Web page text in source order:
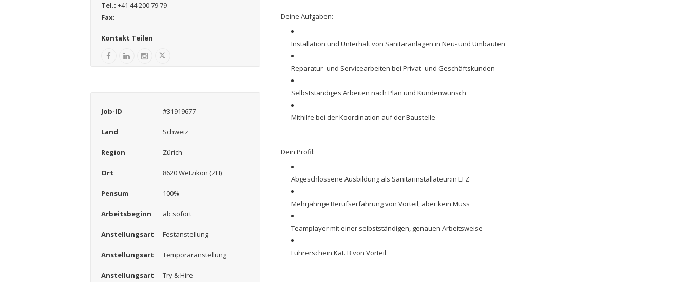
Tel.: +41 44 200 79 79
Fax:
Kontakt Teilen
Job-ID #31919677
Land Schweiz
Region Zürich
Ort 8620 Wetzikon (ZH)
Pensum 100%
Arbeitsbeginn ab sofort
Anstellungsart Festanstellung
Anstellungsart Temporäranstellung
Anstellungsart Try & Hire
Deine Aufgaben:
Installation und Unterhalt von Sanitäranlagen in Neu- und Umbauten
Reparatur- und Servicearbeiten bei Privat- und Geschäftskunden
Selbstständiges Arbeiten nach Plan und Kundenwunsch
Mithilfe bei der Koordination auf der Baustelle
Dein Profil:
Abgeschlossene Ausbildung als Sanitärinstallateur:in EFZ
Mehrjährige Berufserfahrung von Vorteil, aber kein Muss
Teamplayer mit einer selbstständigen, genauen Arbeitsweise
Führerschein Kat. B von Vorteil